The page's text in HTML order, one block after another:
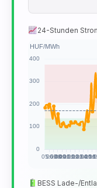
24-Stunden
BESS Lade-/